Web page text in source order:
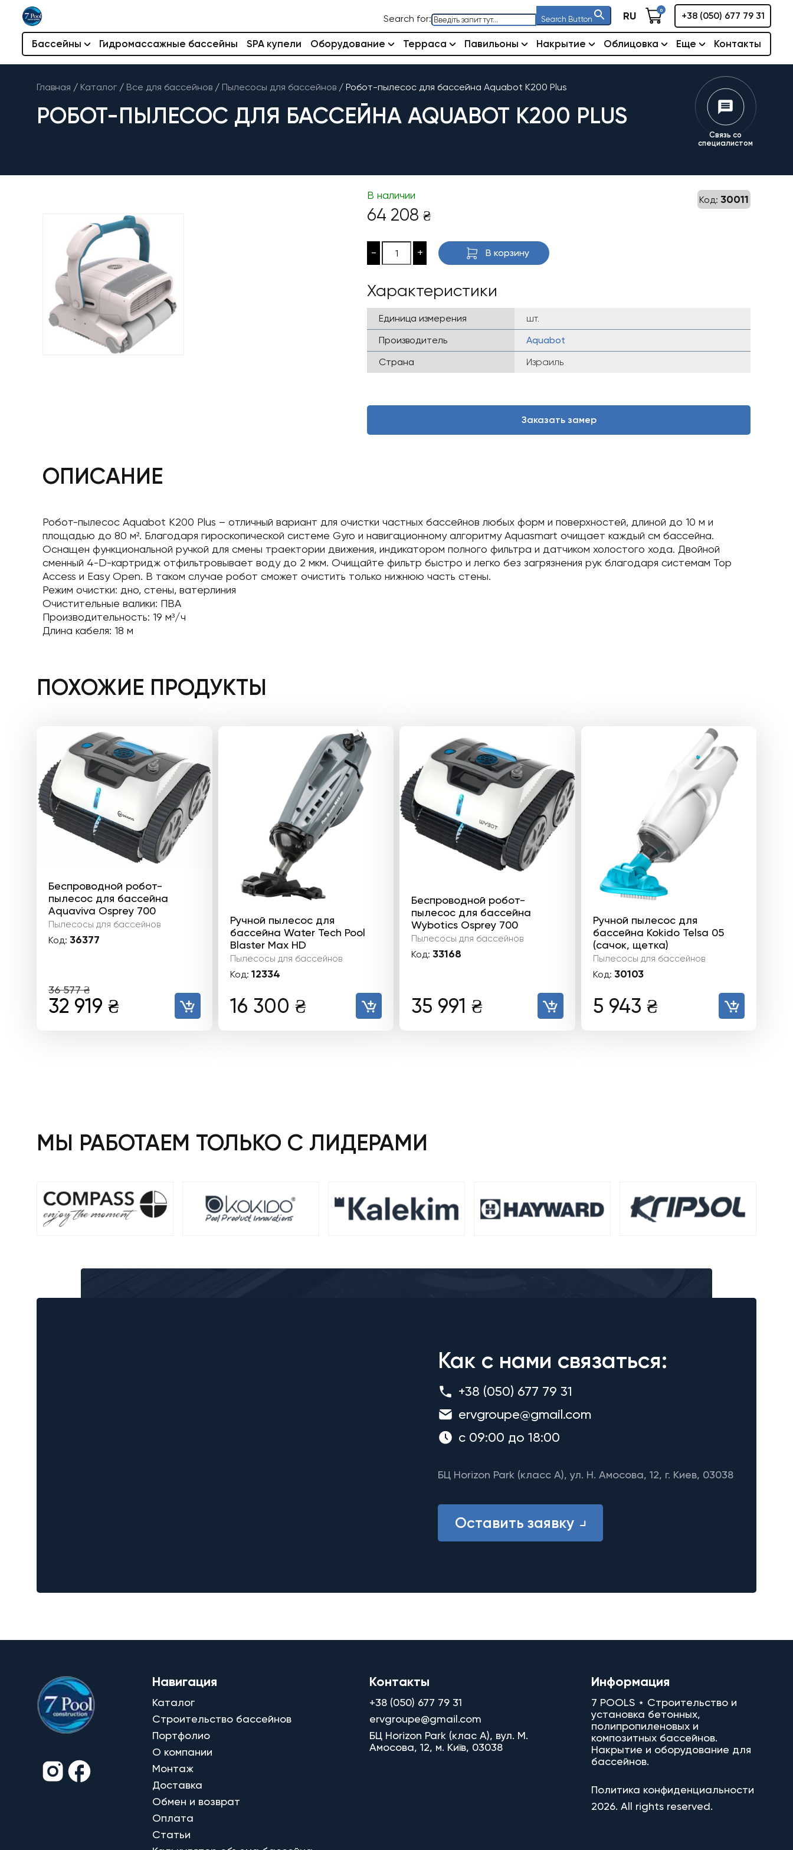
Search for: Search Button RU 0
+38 (050) 677 79 31
Бассейны Гидромассажные бассейны SPA купели Оборудование Терраса Павильоны Накрытие Облицовка Еще Контакты
Главная / Каталог / Все для бассейнов / Пылесосы для бассейнов / Робот-пылесос для бассейна Aquabot K200 Plus
РОБОТ-ПЫЛЕСОС ДЛЯ БАССЕЙНА AQUABOT K200 PLUS
Связь со
специалистом
Код: 30011
В наличии
64 208 ₴
- + В корзину
Характеристики
Единица измерения
шт.
Производитель
Aquabot
Страна
Израиль
Заказать замер
ОПИСАНИЕ
Робот-пылесос Aquabot K200 Plus – отличный вариант для очистки частных бассейнов любых форм и поверхностей, длиной до 10 м и
площадью до 80 м². Благодаря гироскопической системе Gyro и навигационному алгоритму Aquasmart очищает каждый см бассейна.
Оснащен функциональной ручкой для смены траектории движения, индикатором полного фильтра и датчиком холостого хода. Двойной
сменный 4-D-картридж отфильтровывает воду до 2 мкм. Очищайте фильтр быстро и легко без загрязнения рук благодаря системам Тор
Access и Easy Open. В таком случае робот сможет очистить только нижнюю часть стены.
Режим очистки: дно, стены, ватерлиния
Очистительные валики: ПВА
Производительность: 19 м³/ч
Длина кабеля: 18 м
ПОХОЖИЕ ПРОДУКТЫ
Беспроводной робот-
пылесос для бассейна
Aquaviva Osprey 700
Пылесосы для бассейнов
Код: 36377
36 577₴
Первоначальная
32 919 ₴ Текущая
Ручной пылесос для
бассейна Water Tech Pool
Blaster Max HD
Пылесосы для бассейнов
Код: 12334
16 300 ₴
Беспроводной робот-
пылесос для бассейна
Wybotics Osprey 700
Пылесосы для бассейнов
Код: 33168
35 991 ₴
Ручной пылесос для
бассейна Kokido Telsa 05
(сачок, щетка)
Пылесосы для бассейнов
Код: 30103
5 943 ₴
МЫ РАБОТАЕМ ТОЛЬКО С ЛИДЕРАМИ
Как с нами связаться:
+38 (050) 677 79 31
ervgroupe@gmail.com
с 09:00 до 18:00
БЦ Horizon Park (класс A), ул. Н. Амосова, 12, г. Киев, 03038
Оставить заявку
Навигация
Каталог
Строительство бассейнов
Портфолио
О компании
Монтаж
Доставка
Обмен и возврат
Оплата
Статьи
Контакты
+38 (050) 677 79 31
ervgroupe@gmail.com
БЦ Horizon Park (клас A), вул. М.
Амосова, 12, м. Київ, 03038
Информация
7 POOLS ⋆ Строительство и
установка бетонных,
полипропиленовых и
композитных бассейнов.
Накрытие и оборудование для
бассейнов.
Политика конфиденциальности
2026. All rights reserved.